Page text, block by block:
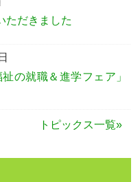
ただきました
の就職＆進学フェア」
トピックス一覧»